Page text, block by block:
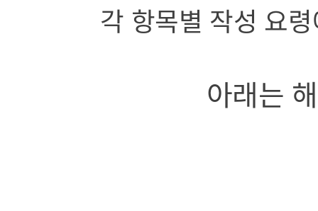
각 항목별 작성 요
아래는